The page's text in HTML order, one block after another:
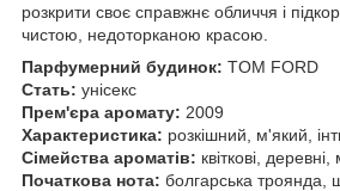
розкрити своє справжнє обличчя і
чистою, недоторканою красою.
Парфумерний будинок: TOM FORD
Стать: унісекс
Прем'єра аромату: 2009
Характеристика: розкішний, м'який,
Сімейства ароматів: квіткові, деревні,
Початкова нота: болгарська троянда,